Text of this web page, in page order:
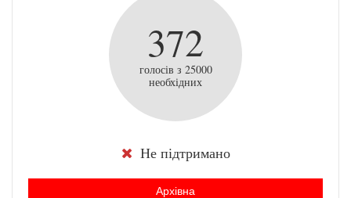
372
голосів з 25000
необхідних
Не підтримано
Архівна